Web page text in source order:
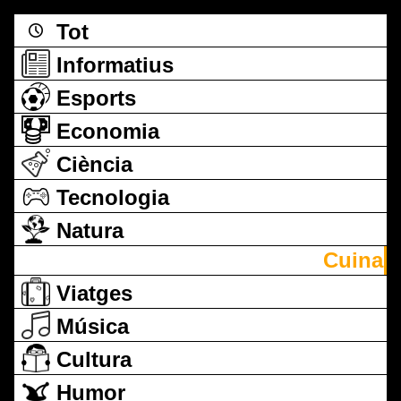
Tot
Informatius
Esports
Economia
Ciència
Tecnologia
Natura
Cuina
Viatges
Música
Cultura
Humor